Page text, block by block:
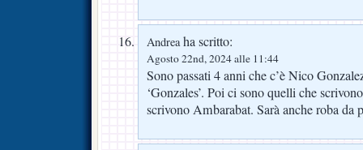
Andreaha scritto:
Agosto 22nd, 2024 alle 11:44
Sono passati 4 anni che c’è Nico
‘Gonzales’. Poi ci sono quelli che
scrivono Ambarabat. Sarà anche roba da